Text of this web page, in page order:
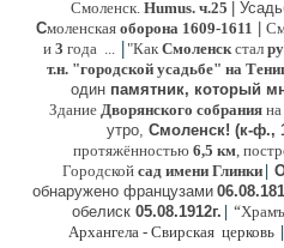
Смоленск. Humus. ч.25 |
Смоленская оборона 1609-1611
и 3 года ... |"Как Смоленскстал
т.н. "городской усадьбе" на
один памятник, который
Здание Дворянского собрания
утро, Смоленск! (к-ф.,
протяжённостью 6,5 км,
Городской сад имени Глинки |
обнаружено французами 06.08.
обелиск 05.08.1912г. | “Храмъ
Архангела - Свирская церковь |